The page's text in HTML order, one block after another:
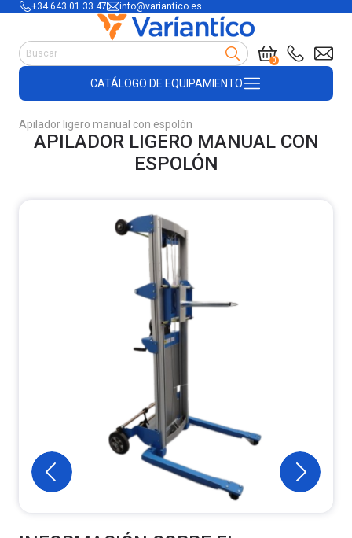
+34 643 01 33 47 info@variantico.es
0
CATÁLOGO DE EQUIPAMIENTO
Accesorios para carretillas
Útiles de almacén
Productos de plástico y madera
Encofrado
Apilador ligero manual con espolón
APILADOR LIGERO MANUAL CON
ESPOLÓN